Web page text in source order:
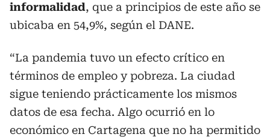
informalidad, que a principios de este año se
ubicaba en 54,9%, según el DANE.
“La pandemia tuvo un efecto crítico en
términos de empleo y pobreza. La ciudad
sigue teniendo prácticamente los mismos
datos de esa fecha. Algo ocurrió en lo
económico en Cartagena que no ha permitido